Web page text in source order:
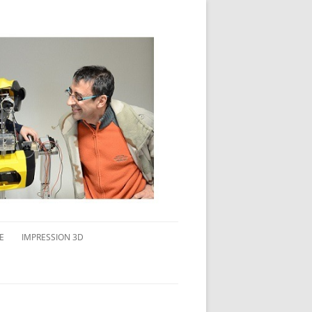
IMPRESSION 3D